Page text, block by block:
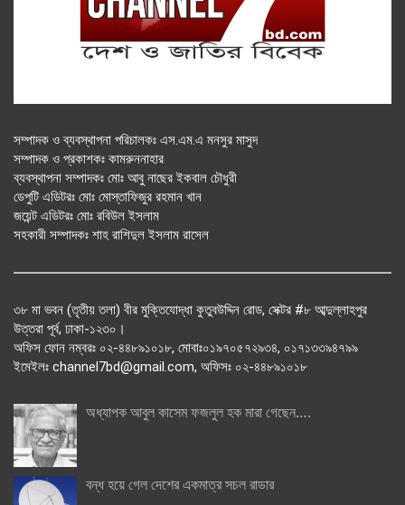
সম্পাদক ও ব্যবস্থাপনা পরিচালকঃ এস.এম.এ মনসুর মাসুদ
সম্পাদক ও প্রকাশকঃ কামরুননাহার
ব্যবস্থাপনা সম্পাদকঃ মোঃ আবু নাছের ইকবাল চৌধুরী
ডেপুটি এডিটরঃ মোঃ মোস্তাফিজুর রহমান খান
জয়েন্ট এডিটরঃ মোঃ রবিউল ইসলাম
সহকারী সম্পাদকঃ শাহ রাশিদুল ইসলাম রাসেল
৩৮ মা ভবন (তৃতীয় তলা) বীর মুক্তিযোদ্ধা কুতুবউদ্দিন রোড, সেক্টর #৮ আব্দুল্লাহপুর
উত্তরা পূর্ব, ঢাকা-১২৩০।
অফিস ফোন নম্বরঃ ০২-৪৪৮৯১০১৮, মোবাঃ০১৯৭০৫৭২৯৩৪, ০১৭১৩৩৯৪৭৯৯
ইমেইলঃ channel7bd@gmail.com, অফিসঃ ০২-৪৪৮৯১০১৮
অধ্যাপক আবুল কাসেম ফজলুল হক মারা গেছেন….
বন্ধ হয়ে গেল দেশের একমাত্র সচল রাডার